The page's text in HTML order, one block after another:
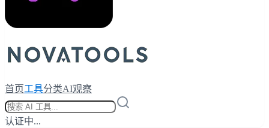
首页工具分类AI观察
认证中...